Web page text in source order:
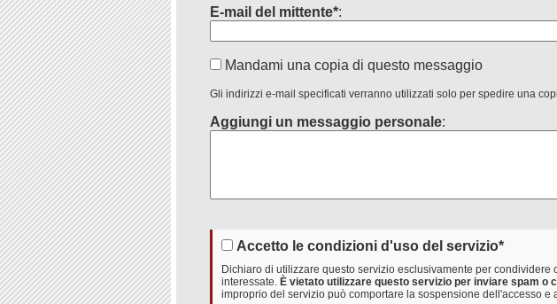
E-mail del mittente*:
Mandami una copia di questo messaggio
Gli indirizzi e-mail specificati verranno utilizzati solo per spedire una
Aggiungi un messaggio personale:
Accetto le condizioni d'uso del servizio*
Dichiaro di utilizzare questo servizio esclusivamente per condividere
interessate. È vietato utilizzare questo servizio per inviare spam o
improprio del servizio può comportare la sospensione dell'accesso e